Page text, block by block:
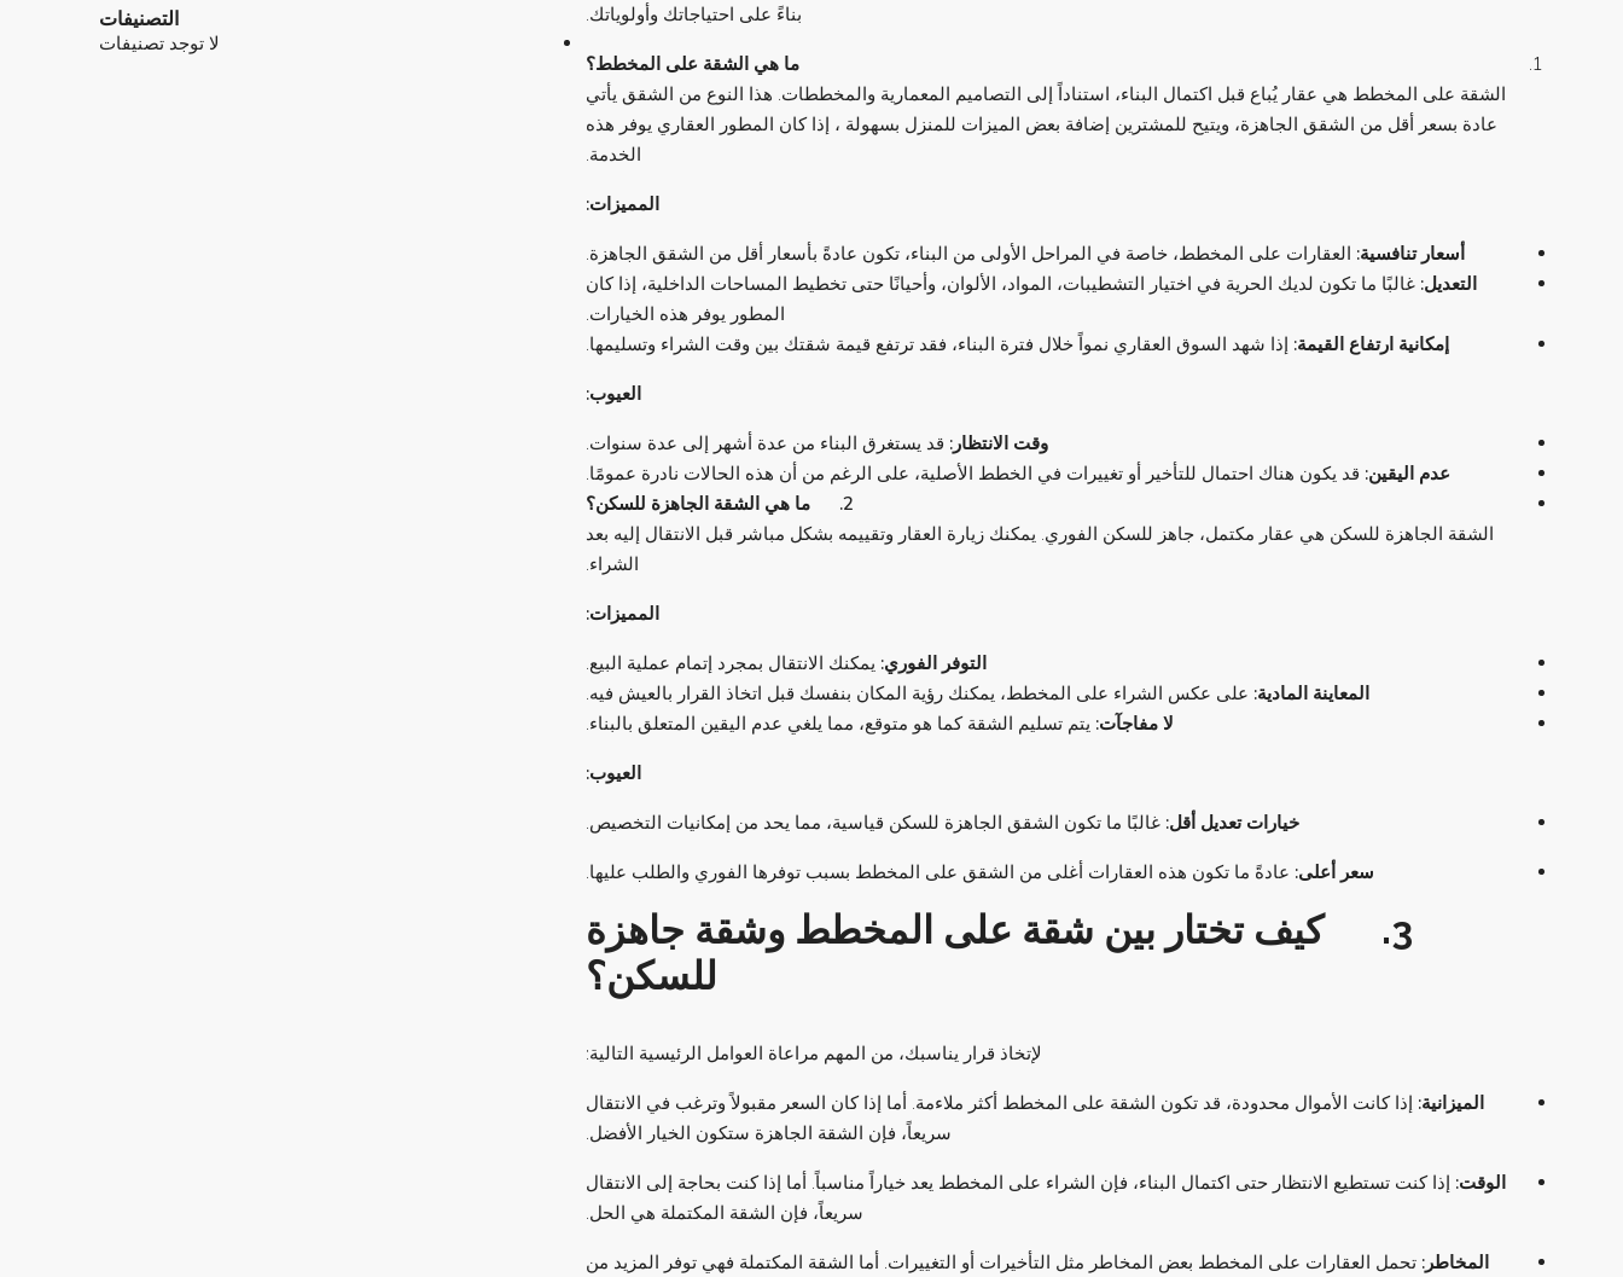
بناءً على احتياجاتك وأولوياتك.
ما هي الشقة على المخطط؟
الشقة على المخطط هي عقار يُباع قبل اكتمال البناء، استناداً إلى التصاميم المعمارية والمخططات. هذا النوع من الشقق يأتي
عادة بسعر أقل من الشقق الجاهزة، ويتيح للمشترين إضافة بعض الميزات للمنزل بسهولة ، إذا كان المطور العقاري يوفر هذه
الخدمة.
المميزات:
أسعار تنافسية: العقارات على المخطط، خاصة في المراحل الأولى من البناء، تكون عادةً بأسعار أقل من الشقق الجاهزة.
التعديل: غالبًا ما تكون لديك الحرية في اختيار التشطيبات، المواد، الألوان، وأحيانًا حتى تخطيط المساحات الداخلية، إذا كان
المطور يوفر هذه الخيارات.
إمكانية ارتفاع القيمة: إذا شهد السوق العقاري نمواً خلال فترة البناء، فقد ترتفع قيمة شقتك بين وقت الشراء وتسليمها.
العيوب:
وقت الانتظار : قد يستغرق البناء من عدة أشهر إلى عدة سنوات.
عدم اليقين: قد يكون هناك احتمال للتأخير أو تغييرات في الخطط الأصلية، على الرغم من أن هذه الحالات نادرة عمومًا.
2.
ما هي الشقة الجاهزة للسكن؟
الشقة الجاهزة للسكن هي عقار مكتمل، جاهز للسكن الفوري. يمكنك زيارة العقار وتقييمه بشكل مباشر قبل الانتقال إليه بعد
الشراء.
المميزات:
التوفر الفوري: يمكنك الانتقال بمجرد إتمام عملية البيع.
المعاينة المادية: على عكس الشراء على المخطط، يمكنك رؤية المكان بنفسك قبل اتخاذ القرار بالعيش فيه.
لا مفاجآت: يتم تسليم الشقة كما هو متوقع، مما يلغي عدم اليقين المتعلق بالبناء.
العيوب:
خيارات تعديل أقل: غالبًا ما تكون الشقق الجاهزة للسكن قياسية، مما يحد من إمكانيات التخصيص.
سعر أعلى: عادةً ما تكون هذه العقارات أغلى من الشقق على المخطط بسبب توفرها الفوري والطلب عليها.
3. كيف تختار بين شقة على المخطط وشقة جاهزة
للسكن؟
لإتخاذ قرار يناسبك، من المهم مراعاة العوامل الرئيسية التالية:
الميزانية: إذا كانت الأموال محدودة، قد تكون الشقة على المخطط أكثر ملاءمة. أما إذا كان السعر مقبولاً وترغب في الانتقال
سريعاً، فإن الشقة الجاهزة ستكون الخيار الأفضل.
الوقت: إذا كنت تستطيع الانتظار حتى اكتمال البناء، فإن الشراء على المخطط يعد خياراً مناسباً. أما إذا كنت بحاجة إلى الانتقال
سريعاً، فإن الشقة المكتملة هي الحل.
المخاطر : تحمل العقارات على المخطط بعض المخاطر مثل التأخيرات أو التغييرات. أما الشقة المكتملة فهي توفر المزيد من
التصنيفات
لا توجد تصنيفات